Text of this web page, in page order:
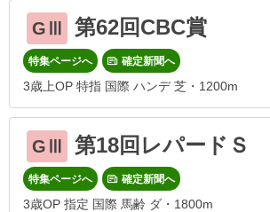
GⅢ 第62回CBC賞
特集ページへ 確定新聞へ
3歳上OP 特指 国際 ハンデ 芝・1200m
GⅢ 第18回レパードＳ
特集ページへ 確定新聞へ
3歳OP 指定 国際 馬齢 ダ・1800m